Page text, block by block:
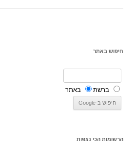
חיפוש באתר
ברשת באתר
הרשומות הכי נצפות